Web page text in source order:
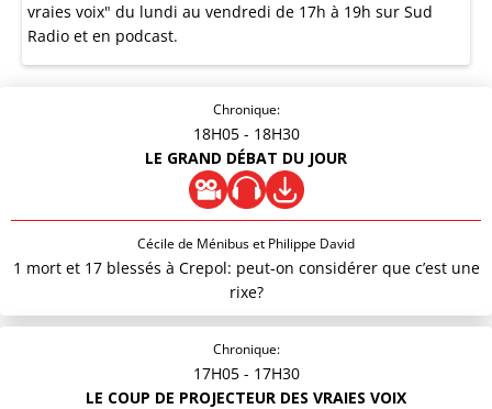
vraies voix" du lundi au vendredi de 17h à 19h sur Sud
Radio et en podcast.
Chronique:
18H05 - 18H30
LE GRAND DÉBAT DU JOUR
Cécile de Ménibus et Philippe David
1 mort et 17 blessés à Crepol: peut-on considérer que c’est une
rixe?
Chronique:
17H05 - 17H30
LE COUP DE PROJECTEUR DES VRAIES VOIX